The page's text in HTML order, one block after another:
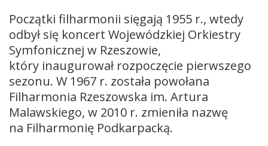
Początki filharmonii sięgają 1955 r., wtedy
odbył się koncert Wojewódzkiej Orkiestry
Symfonicznej w Rzeszowie,
który inaugurował rozpoczęcie pierwszego
sezonu. W 1967 r. została powołana
Filharmonia Rzeszowska im. Artura
Malawskiego, w 2010 r. zmieniła nazwę
na Filharmonię Podkarpacką.